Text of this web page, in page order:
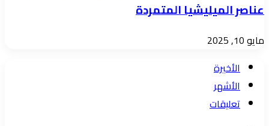
عناصر الميليشيا المتمردة
مايو 10, 2025
الأخيرة
الأشهر
تعليقات